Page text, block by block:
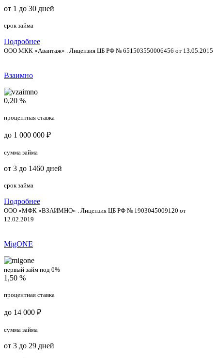
от 1 до 30 дней
срок займа
Подробнее
ООО МКК «Авантаж» . Лицензия ЦБ РФ № 651503550006456 от 13.05.2015
Взаимно
0,20 %
процентная ставка
до 1 000 000 ₽
сумма займа
от 3 до 1460 дней
срок займа
Подробнее
ООО «МФК «ВЗАИМНО» . Лицензия ЦБ РФ № 1903045009120 от
12.02.2019
MigONE
первый займ под 0%
1,50 %
процентная ставка
до 14 000 ₽
сумма займа
от 3 до 29 дней